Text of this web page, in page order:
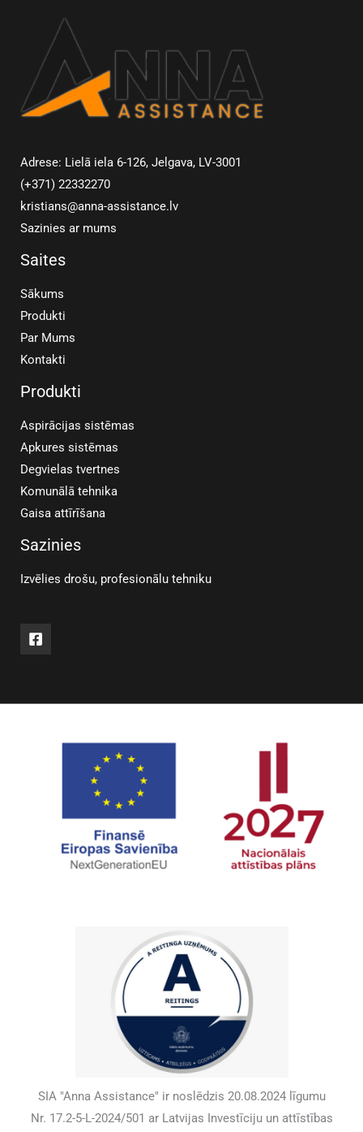
Adrese: Lielā iela 6-126, Jelgava, LV-3001
(+371) 22332270
kristians@anna-assistance.lv
Sazinies ar mums
Saites
Sākums
Produkti
Par Mums
Kontakti
Produkti
Aspirācijas sistēmas
Apkures sistēmas
Degvielas tvertnes
Komunālā tehnika
Gaisa attīrīšana
Sazinies
Izvēlies drošu, profesionālu tehniku
SIA "Anna Assistance" ir noslēdzis 20.08.2024 līgumu
Nr. 17.2-5-L-2024/501 ar Latvijas Investīciju un attīstības